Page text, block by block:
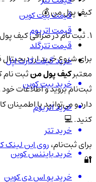
کیف پول من 💰
معتبرکیف پول منثبت نام
ثبت‌نام بروید و اطلاعات خود
دارد و می‌توانید با اطمینان
کنید. 💻
برای ثبت‌نام،روی این لینک
🔐
قیمت بیت کوین
قیمت اتریوم
قیمت تترگلد
خرید گیفت کارت اپل
خرید بیت کوین
خرید اتریوم
خرید تتر
خرید بایننس کوین
خرید یو اس دی کوین